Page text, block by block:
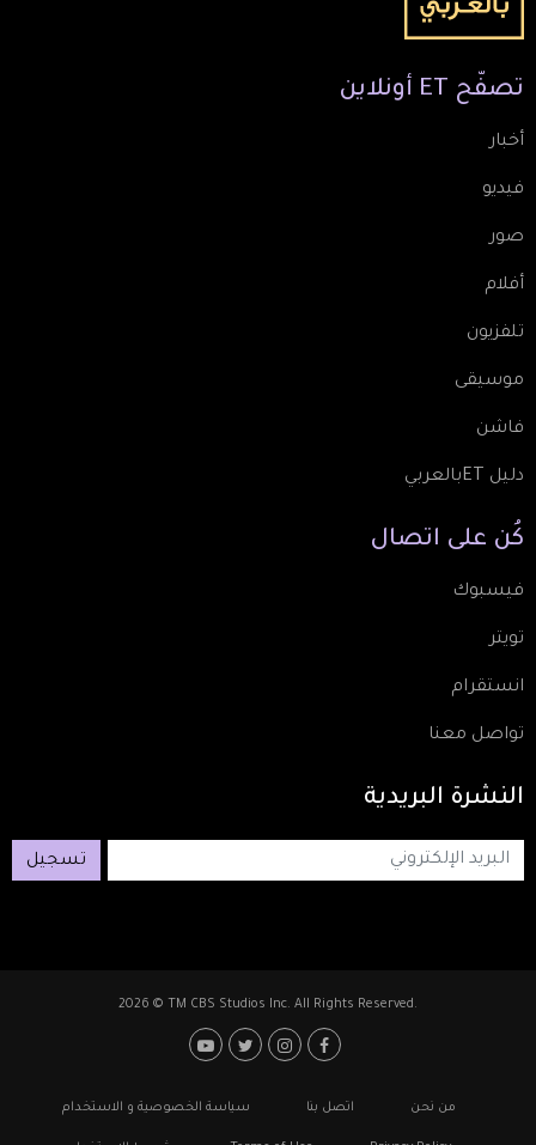
تصفّح ET أونلاين
أخبار
فيديو
صور
أفلام
تلفزيون
موسيقى
فاشن
دليل ETبالعربي
كُن على اتصال
فيسبوك
تويتر
انستقرام
تواصل معنا
النشرة البريدية
تسجيل
2026 © TM CBS Studios Inc. All Rights Reserved.
Footer: Social Media
Footerمن نحن اتصل بنا سياسة الخصوصية و الاستخدام